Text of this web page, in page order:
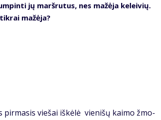
jų marš­ru­tus, nes ma­žė­ja ke­lei­vių.
ma­žė­ja?
pir­ma­sis vie­šai iš­kė­lė vie­ni­šų kai­mo žmo­